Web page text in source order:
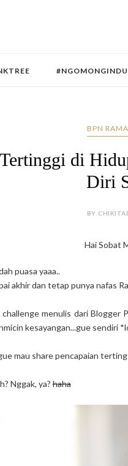
BPN
di
Diri
BY
Hai Sobat
puasa yaaa..
akhir dan tetap punya nafas
menulis dari Blogger
kesayangan...gue sendiri
mau share pencapaian
Nggak, ya?haha